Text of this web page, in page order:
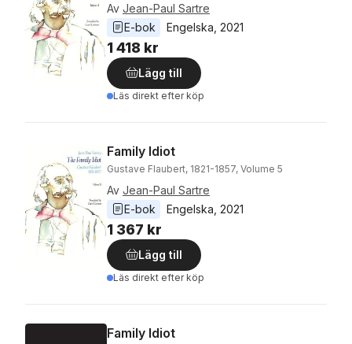
Av Jean-Paul Sartre
E-bok
Engelska 2021
1 418 kr
Lägg till
Läs direkt efter köp
Family Idiot
Gustave Flaubert, 1821-1857, Volume 5
Av Jean-Paul Sartre
E-bok
Engelska 2021
1 367 kr
Lägg till
Läs direkt efter köp
Family Idiot